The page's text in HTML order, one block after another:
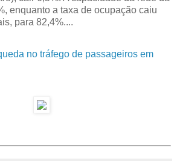
enquanto a taxa de ocupação caiu
para 82,4%....
no tráfego de passageiros em